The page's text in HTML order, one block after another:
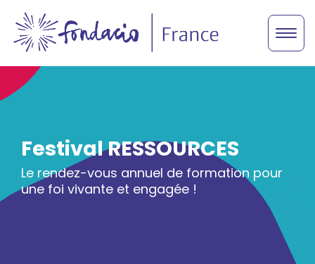
Festival RESSOURCES
Le rendez-vous annuel de formation pour
une foi vivante et engagée !